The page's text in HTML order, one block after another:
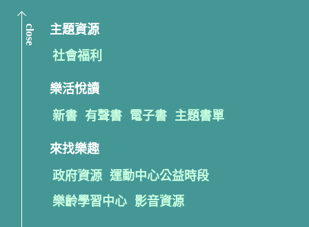
close 主題資源
社會福利
樂活悅讀
新書 有聲書 電子書 主題書單
來找樂趣
政府資源 運動中心公益時段
樂齡學習中心 影音資源